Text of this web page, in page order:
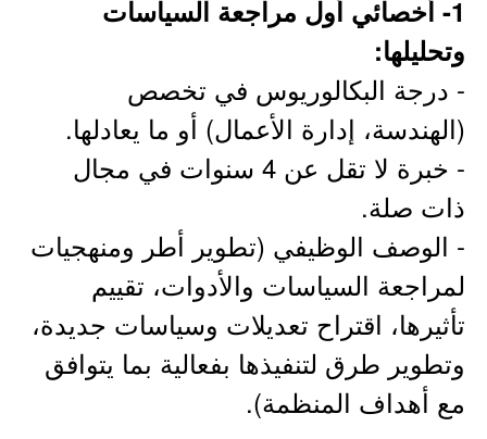
1- أخصائي أول مراجعة السياسات
وتحليلها:
- درجة البكالوريوس في تخصص
(الهندسة، إدارة الأعمال) أو ما يعادلها.
- خبرة لا تقل عن 4 سنوات في مجال
ذات صلة.
- الوصف الوظيفي (تطوير أطر ومنهجيات
لمراجعة السياسات والأدوات، تقييم
تأثيرها، اقتراح تعديلات وسياسات جديدة،
وتطوير طرق لتنفيذها بفعالية بما يتوافق
مع أهداف المنظمة).